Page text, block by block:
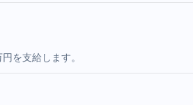
を支給します。